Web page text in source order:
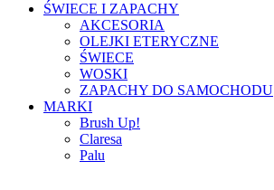
ŚWIECE I ZAPACHY
AKCESORIA
OLEJKI ETERYCZNE
ŚWIECE
WOSKI
ZAPACHY DO SAMOCHODU
MARKI
Brush Up!
Claresa
Palu